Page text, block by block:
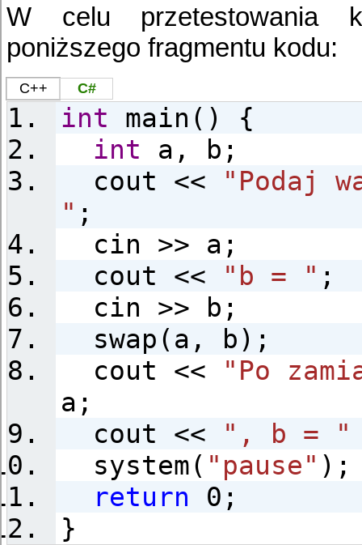
W celu przetestowania
poniższego fragmentu kodu:
C++ C#
int main() {
int a, b;
cout <<
"Podaj
" ;
cin >> a;
cout <<
"b = " ;
cin >> b;
swap(a, b);
cout <<
"Po
a;
cout <<
", b = "
system( "pause" );
return 0;
}